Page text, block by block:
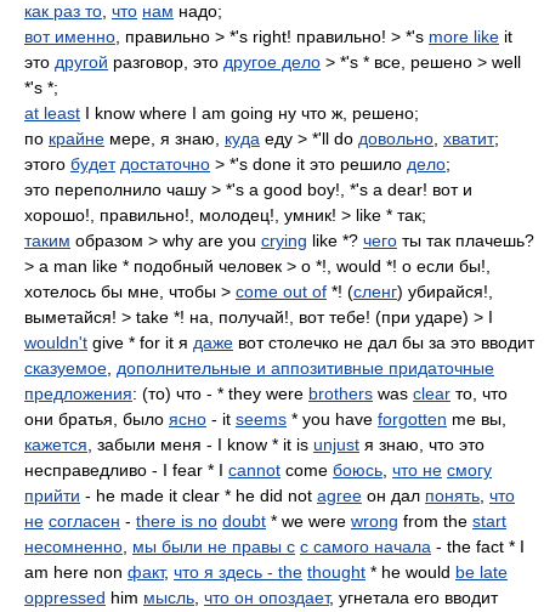
как раз то что нам надо;
вот именно , правильно > *'s right! правильно! > *'s more like it
это другой разговор, это другое дело > *'s * все, решено > well
*'s *;
at least I know where I am going ну что ж, решено;
по крайне мере, я знаю, куда еду > *'ll do довольно хватит;
этого будет достаточно > *'s done it это решило дело;
это переполнило чашу > *'s a good boy!, *'s a dear! вот и
хорошо!, правильно!, молодец!, умник! > like * так;
таким образом > why are you crying like *? чего ты так плачешь?
> a man like * подобный человек > o *!, would *! о если бы!,
хотелось бы мне, чтобы > come out of *! (сленг) убирайся!,
выметайся! > take *! на, получай!, вот тебе! (при ударе) > I
wouldn't give * for it я даже вот столечко не дал бы за это вводит
сказуемое дополнительные и аппозитивные придаточные
предложения: (то) что - * they were brothers was clear то, что
они братья, было ясно - it seems * you have forgotten me вы,
кажется , забыли меня - I know * it is unjust я знаю, что это
несправедливо - I fear * I cannot come боюсь что не смогу
прийти - he made it clear * he did not agree он дал понять что
не согласен - there is no doubt * we were wrong from the start
несомненно мы были не правы с с самого начала - the fact * I
am here non факт, что я здесь - the thought * he would be late
oppressed him мысль что он опоздает, угнетала его вводит